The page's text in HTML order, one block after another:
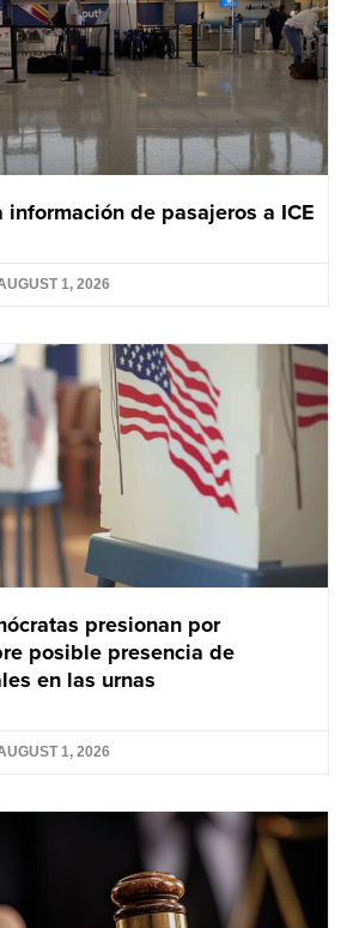
información de pasajeros a ICE
1, 2026
presionan por
posible presencia de
en las urnas
1, 2026